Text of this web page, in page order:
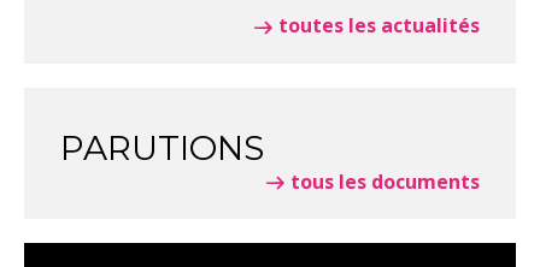
toutes les actualités
PARUTIONS
tous les documents